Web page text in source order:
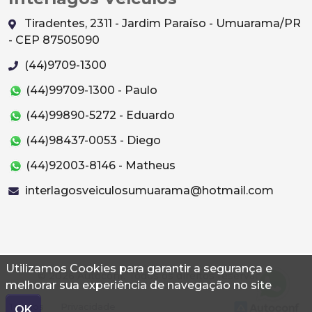
Utilizamos Cookies para garantir a segurança e
melhorar sua experiência de navegação no site
Tiradentes, 2311 - Jardim Paraíso - Umuarama/PR
- CEP 87505090
(44)9709-1300
(44)99709-1300 - Paulo
(44)99890-5272 - Eduardo
(44)98437-0053 - Diego
(44)92003-8146 - Matheus
interlagosveiculosumuarama@hotmail.com
© 2026 Autoconf. Todos os direitos reservados.
Termos